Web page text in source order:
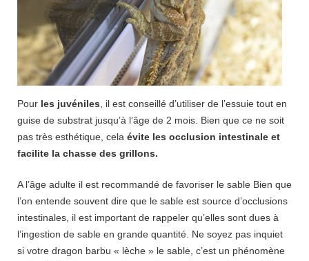
Pour les juvéniles , il est conseillé d’utiliser de l’essuie tout en
guise de substrat jusqu’à l’âge de 2 mois. Bien que ce ne soit
pas très esthétique, cela évite les occlusion intestinale et
facilite la chasse des grillons.
A l’âge adulte il est recommandé de favoriser le sable Bien que
l’on entende souvent dire que le sable est source d’occlusions
intestinales, il est important de rappeler qu’elles sont dues à
l’ingestion de sable en grande quantité. Ne soyez pas inquiet
si votre dragon barbu « lèche » le sable, c’est un phénomène